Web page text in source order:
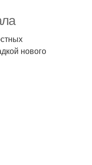
нового